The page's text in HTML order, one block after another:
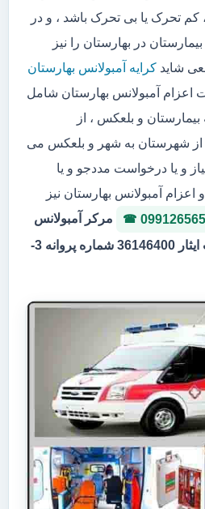
تحرک یا بی تحرک باشد ، و در
در بهارستان را نیز
شاید کرایه آمبولانس بهارستان
اعزام آمبولانس بهارستان شامل
بیمارستان و بلعکس ، از
، از شهرستان به شهر و بلعکس می
و یا درخواست مددجو و یا
اعزام آمبولانس بهارستان نیز
مرکر آمبولانس
خصوصی همیاران سلامت ایثار 36146400 شماره پروانه 3-